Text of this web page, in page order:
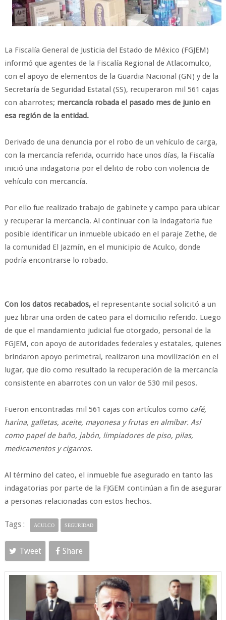
La Fiscalía General de Justicia del Estado de México (FGJEM)
informó que agentes de la Fiscalía Regional de Atlacomulco,
con el apoyo de elementos de la Guardia Nacional (GN) y de la
Secretaría de Seguridad Estatal (SS), recuperaron mil 561 cajas
con abarrotes; mercancía robada el pasado mes de junio en
esa región de la entidad.
Derivado de una denuncia por el robo de un vehículo de carga,
con la mercancía referida, ocurrido hace unos días, la Fiscalía
inició una indagatoria por el delito de robo con violencia de
vehículo con mercancía.
​Por ello fue realizado trabajo de gabinete y campo para ubicar
y recuperar la mercancía. Al continuar con la indagatoria fue
posible identificar un inmueble ubicado en el paraje Zethe, de
la comunidad El Jazmín, en el municipio de Aculco, donde
podría encontrarse lo robado.
Con los datos recabados,el representante social solicitó a un
juez librar una orden de cateo para el domicilio referido. Luego
de que el mandamiento judicial fue otorgado, personal de la
FGJEM, con apoyo de autoridades federales y estatales, quienes
brindaron apoyo perimetral, realizaron una movilización en el
lugar, que dio como resultado la recuperación de la mercancía
consistente en abarrotes con un valor de 530 mil pesos.
​Fueron encontradas mil 561 cajas con artículos como café,
harina, galletas, aceite, mayonesa y frutas en almíbar. Así
como papel de baño, jabón, limpiadores de piso, pilas,
medicamentos y cigarros.
Al término del cateo, el inmueble fue asegurado en tanto las
indagatorias por parte de la FJGEM continúan a fin de asegurar
a personas relacionadas con estos hechos.
Tags : ACULCO SEGURIDAD
Tweet Share